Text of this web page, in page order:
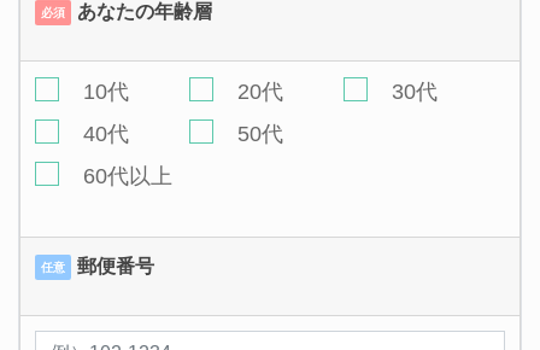
必須 あなたの年齢層
10代 20代
30代
40代
50代
60代以上
任意 郵便番号